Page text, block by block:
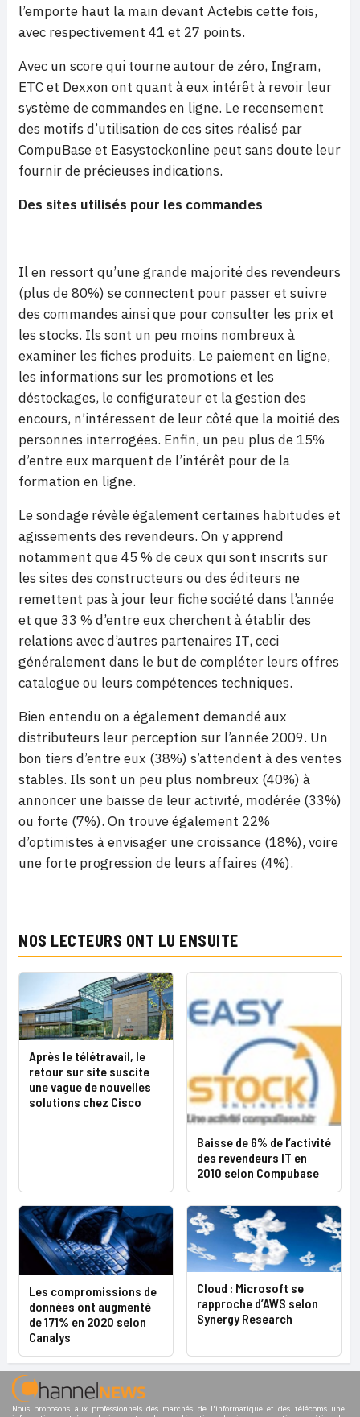
l’emporte haut la main devant Actebis cette fois,
avec respectivement 41 et 27 points.
Avec un score qui tourne autour de zéro, Ingram,
ETC et Dexxon ont quant à eux intérêt à revoir leur
système de commandes en ligne. Le recensement
des motifs d’utilisation de ces sites réalisé par
CompuBase et Easystockonline peut sans doute leur
fournir de précieuses indications.
Des sites utilisés pour les commandes
Il en ressort qu’une grande majorité des revendeurs
(plus de 80%) se connectent pour passer et suivre
des commandes ainsi que pour consulter les prix et
les stocks. Ils sont un peu moins nombreux à
examiner les fiches produits. Le paiement en ligne,
les informations sur les promotions et les
déstockages, le configurateur et la gestion des
encours, n’intéressent de leur côté que la moitié des
personnes interrogées. Enfin, un peu plus de 15%
d’entre eux marquent de l’intérêt pour de la
formation en ligne.
Le sondage révèle également certaines habitudes et
agissements des revendeurs. On y apprend
notamment que 45 % de ceux qui sont inscrits sur
les sites des constructeurs ou des éditeurs ne
remettent pas à jour leur fiche société dans l’année
et que 33 % d’entre eux cherchent à établir des
relations avec d’autres partenaires IT, ceci
généralement dans le but de compléter leurs offres
catalogue ou leurs compétences techniques.
Bien entendu on a également demandé aux
distributeurs leur perception sur l’année 2009. Un
bon tiers d’entre eux (38%) s’attendent à des ventes
stables. Ils sont un peu plus nombreux (40%) à
annoncer une baisse de leur activité, modérée (33%)
ou forte (7%). On trouve également 22%
d’optimistes à envisager une croissance (18%), voire
une forte progression de leurs affaires (4%).
NOS LECTEURS ONT LU ENSUITE
Après le télétravail, le
retour sur site suscite
une vague de nouvelles
solutions chez Cisco
Baisse de 6% de l’activité
des revendeurs IT en
2010 selon Compubase
Les compromissions de
données ont augmenté
de 171% en 2020 selon
Canalys
Cloud : Microsoft se
rapproche d’AWS selon
Synergy Research
Nous proposons aux professionnels des marchés de l'informatique et des télécoms une